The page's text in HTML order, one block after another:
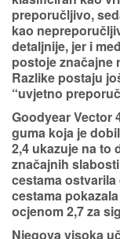
preporučljivo,
kao
detaljnije, jer i
postoje značajne
Razlike postaju
“uvjetno
Goodyear Vector
guma koja je
2,4 ukazuje na to
značajnih
cestama
cestama
ocjenom 2,7 za
Njegova visoka